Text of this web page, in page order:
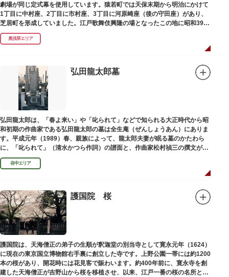
劇場が同じ定式幕を使用しています。猿若町では天保末期から明治にかけて
1丁目に中村座、2丁目に市村座、3丁目に河原崎座（後の守田座）があり、
芝居町を形成していました。江戸歌舞伎興隆の場となったこの地に昭和39年
（1964）に跡碑が建てられました。
奥浅草エリア
弘田龍太郎墓
弘田龍太郎は、「春よ来い」や「叱られて」などで知られる大正時代から昭
和初期の作曲家である弘田龍太郎の墓は全生庵（ぜんしょうあん）にありま
す。平成元年（1989）春、親族によって、龍太郎夫妻が眠る墓のかたわら
に、「叱られて」（清水かつら作詞）の譜面と、作曲家松村禎三の撰文が浮
き彫りされる碑が建立されました。
谷中エリア
護国院 桜
護国院は、天海僧正の弟子の生順が釈迦堂の別当寺として寛永元年（1624）
に現在の東京国立博物館右手裏に創立した寺です。上野公園一帯には約1200
本の桜があり、開花時には花見客で賑わいます。約400年前に、寛永寺を創
建した天海僧正が吉野山から桜を移植させ、以来、江戸一番の桜の名所とし